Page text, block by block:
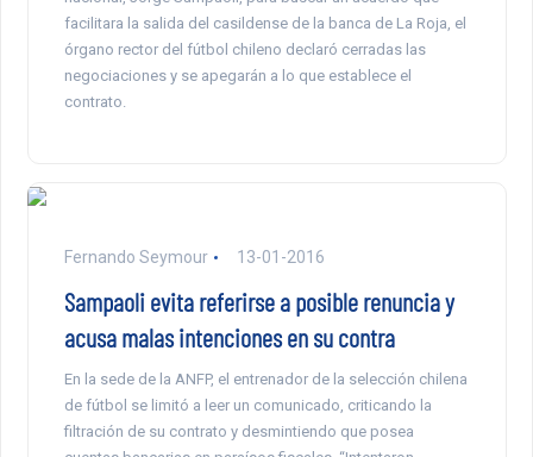
facilitara la salida del casildense de la banca de La Roja, el
órgano rector del fútbol chileno declaró cerradas las
negociaciones y se apegarán a lo que establece el
contrato.
Fernando Seymour 13-01-2016
Sampaoli evita referirse a posible renuncia y
acusa malas intenciones en su contra
En la sede de la ANFP, el entrenador de la selección chilena
de fútbol se limitó a leer un comunicado, criticando la
filtración de su contrato y desmintiendo que posea